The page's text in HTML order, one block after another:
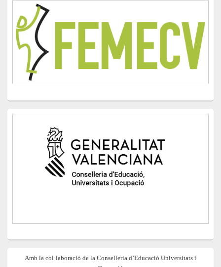
Amb la col·laboració de la Conselleria d’Educació Universitats i